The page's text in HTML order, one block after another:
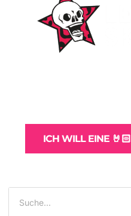
ICH WILL EINE 🤘🏻